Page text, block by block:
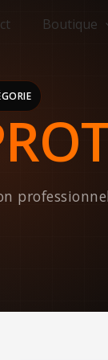
Boutique